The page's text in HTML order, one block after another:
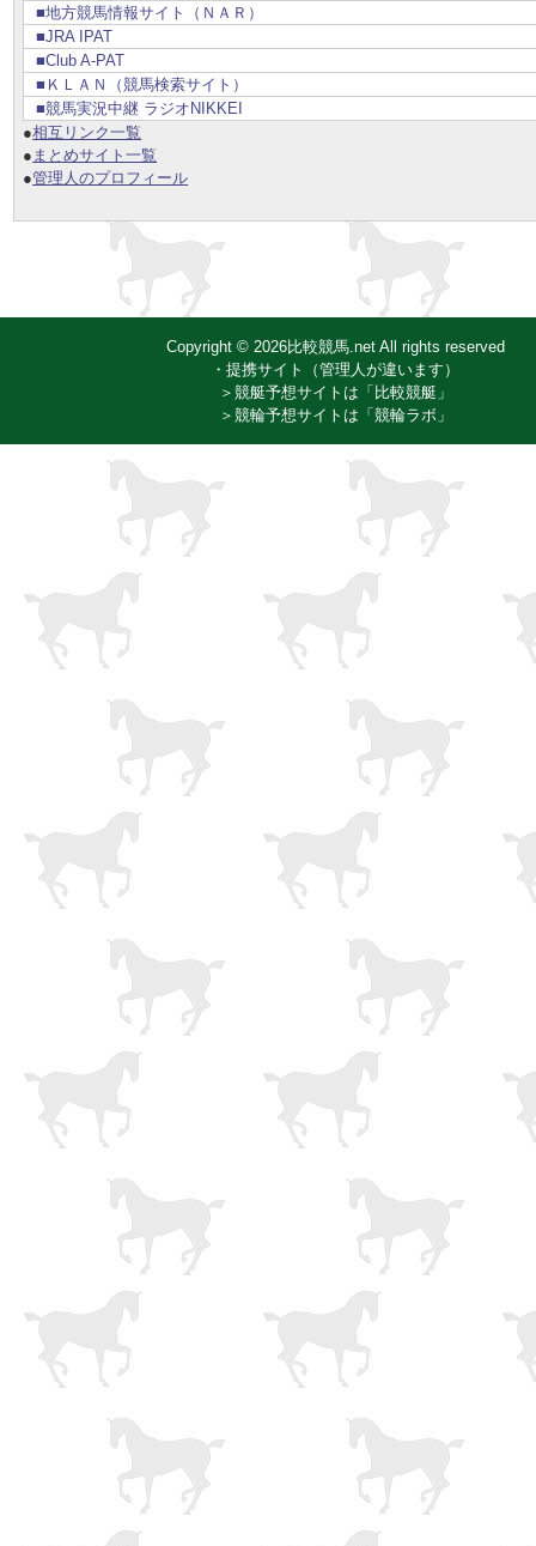
■地方競馬情報サイト（ＮＡＲ）
■JRA IPAT
■Club A-PAT
■ＫＬＡＮ（競馬検索サイト）
■競馬実況中継 ラジオNIKKEI
●相互リンク一覧
● まとめサイト一覧
●管理人のプロフィール
Copyright © 2026比較競馬.net All rights reserved
・提携サイト（管理人が違います）
＞競艇予想サイトは「比較競艇」
＞競輪予想サイトは「競輪ラボ」